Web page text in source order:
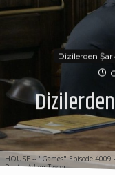
HOUSE -- "Games" Episode
Photo: Adam Taylor
Dizilerden